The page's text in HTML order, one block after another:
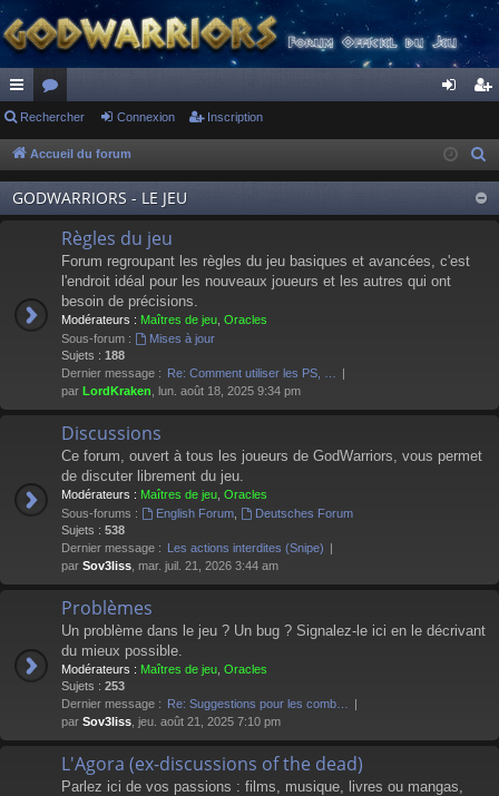
ac
co
ur
ci
or
u
m
s
ne
xi
on
cri
pti
on
Rechercher Connexion Inscription
Accueil du forum
GODWARRIORS - LE JEU
Règles du jeu
Forum regroupant les règles du jeu basiques et avancées, c'est
l'endroit idéal pour les nouveaux joueurs et les autres qui ont
besoin de précisions.
Modérateurs : Maîtres de jeu Oracles
Sous-forum :
Mises à jour
Sujets : 188
Dernier message : Re: Comment utiliser les PS, …
par LordKraken , lun. août 18, 2025 9:34 pm
Discussions
Ce forum, ouvert à tous les joueurs de GodWarriors, vous permet
de discuter librement du jeu.
Modérateurs : Maîtres de jeu Oracles
Sous-forums :
English Forum,
Deutsches Forum
Sujets : 538
Dernier message : Les actions interdites (Snipe)
par Sov3liss , mar. juil. 21, 2026 3:44 am
Problèmes
Un problème dans le jeu ? Un bug ? Signalez-le ici en le décrivant
du mieux possible.
Modérateurs : Maîtres de jeu Oracles
Sujets : 253
Dernier message : Re: Suggestions pour les comb…
par Sov3liss , jeu. août 21, 2025 7:10 pm
L'Agora (ex-discussions of the dead)
Parlez ici de vos passions : films, musique, livres ou mangas,